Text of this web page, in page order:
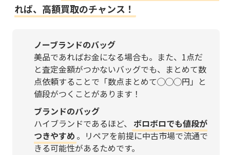
れば、高額買取のチャンス！
ノーブランドのバッグ
美品であればお金になる場合も。また、1点だ
と査定金額がつかないバッグでも、まとめて数
点依頼することで「数点まとめて◯◯◯円」と
値段がつくことがあります！
ブランドのバッグ
ハイブランドであるほど、 ボロボロでも値段が
つきやすめ 。リペアを前提に中古市場で流通で
きる可能性があるためです。